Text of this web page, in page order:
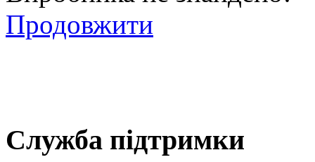
Продовжити
Служба підтримки